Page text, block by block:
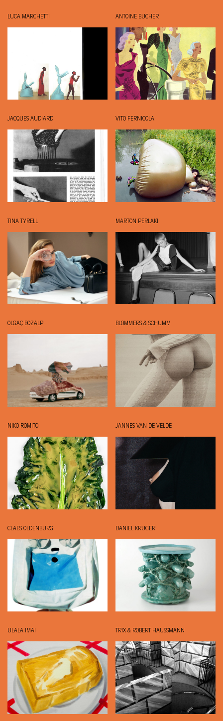
LUCA MARCHETTI ANTOINE BUCHER
JACQUES AUDIARD VITO FERNICOLA
TINA TYRELL MARTON PERLAKI
OLGAÇ BOZALP BLOMMERS & SCHUMM
NIKO ROMITO JANNES VAN DE VELDE
CLAES OLDENBURG DANIEL KRUGER
ULALA IMAI TRIX & ROBERT HAUSSMANN